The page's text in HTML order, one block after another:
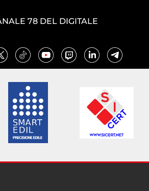
78 DEL DIGITALE